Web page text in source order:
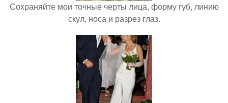
Сохраняйте мои точные черты лица, форму губ, линию
скул, носа и разрез глаз.